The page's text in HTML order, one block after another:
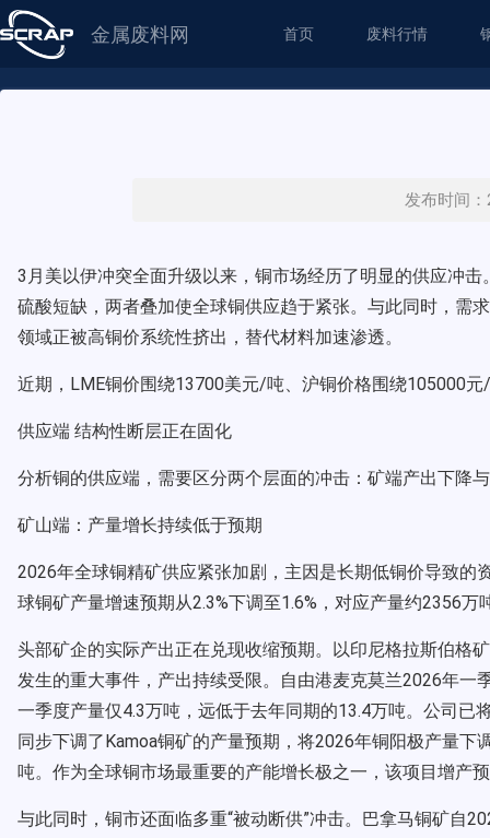
金属废料网 首页 废料行情
发布时间
3月美以伊冲突全面升级以来，铜市场经历了明显的供应冲
硫酸短缺，两者叠加使全球铜供应趋于紧张。与此同时，需
领域正被高铜价系统性挤出，替代材料加速渗透。
近期，LME铜价围绕13700美元/吨、沪铜价格围绕105000
供应端 结构性断层正在固化
分析铜的供应端，需要区分两个层面的冲击：矿端产出下降
矿山端：产量增长持续低于预期
2026年全球铜精矿供应紧张加剧，主因是长期低铜价导致的
球铜矿产量增速预期从2.3%下调至1.6%，对应产量约2356
头部矿企的实际产出正在兑现收缩预期。以印尼格拉斯伯格
发生的重大事件，产出持续受限。自由港麦克莫兰2026年
一季度产量仅4.3万吨，远低于去年同期的13.4万吨。公司
同步下调了Kamoa铜矿的产量预期，将2026年铜阳极产量
吨。作为全球铜市场最重要的产能增长极之一，该项目增产
与此同时，铜市还面临多重“被动断供”冲击。巴拿马铜矿自